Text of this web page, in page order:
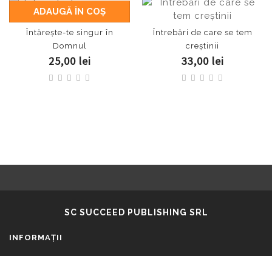
ADAUGĂ ÎN COŞ
Întăreşte-te singur în
Domnul
25,00 lei
Întrebări de care se tem
creştinii
33,00 lei
SC SUCCEED PUBLISHING SRL
INFORMAŢII